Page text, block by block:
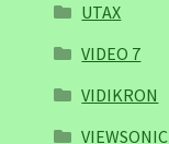
UTAX
VIDEO 7
VIDIKRON
VIEWSONIC